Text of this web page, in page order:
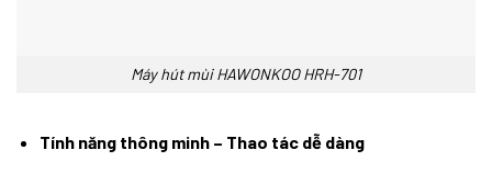
Máy hút mùi HAWONKOO HRH-701
Tính năng thông minh – Thao tác dễ dàng